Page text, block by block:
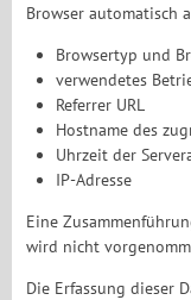
Browser automatisch
Browsertyp und
verwendetes
Referrer URL
Hostname des
Uhrzeit der
IP-Adresse
Eine
wird nicht
Die Erfassung dieser